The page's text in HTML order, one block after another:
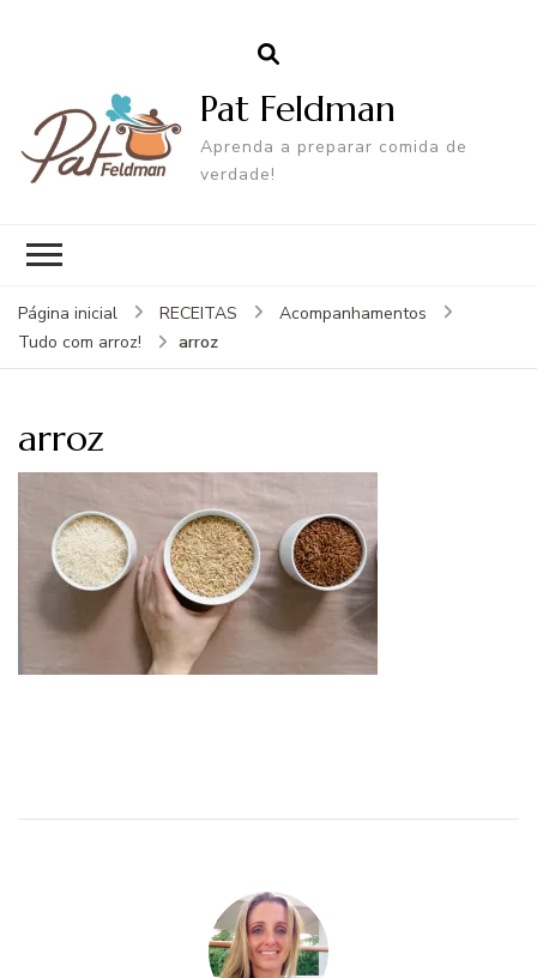
Pat Feldman
Aprenda a preparar comida de
verdade!
Página inicial RECEITAS
Acompanhamentos
Tudo com arroz!
arroz
arroz